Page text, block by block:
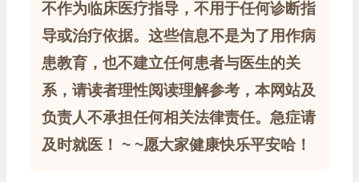
不作为临床医疗指导，不用于任何诊断指
导或治疗依据。这些信息不是为了用作病
患教育，也不建立任何患者与医生的关
系，请读者理性阅读理解参考，本网站及
负责人不承担任何相关法律责任。急症请
及时就医！ ~ ~愿大家健康快乐平安哈！